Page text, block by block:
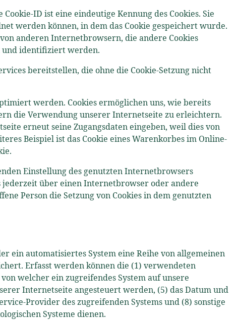
ID ist eine eindeutige Kennung des Cookies. Sie
werden können, in dem das Cookie gespeichert wurde.
anderen Internetbrowsern, die andere Cookies
und identifiziert werden.
bereitstellen, die ohne die Cookie-Setzung nicht
werden. Cookies ermöglichen uns, wie bereits
die Verwendung unserer Internetseite zu erleichtern.
erneut seine Zugangsdaten eingeben, weil dies von
Beispiel ist das Cookie eines Warenkorbes im Online-
Einstellung des genutzten Internetbrowsers
jederzeit über einen Internetbrowser oder andere
Person die Setzung von Cookies in dem genutzten
ein automatisiertes System eine Reihe von allgemeinen
Erfasst werden können die (1) verwendeten
welcher ein zugreifendes System auf unsere
Internetseite angesteuert werden, (5) das Datum und
Provider des zugreifenden Systems und (8) sonstige
Systeme dienen.